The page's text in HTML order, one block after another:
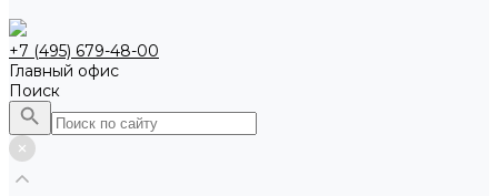
+7 (495) 679-48-00
Главный офис
Поиск